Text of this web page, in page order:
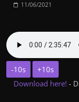
11/06/2021
-10s
+10s
Download here!-